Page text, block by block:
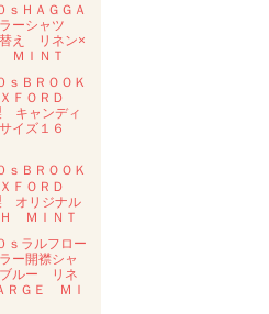
ｓＨＡＧＧＡ
ーシャツ
え リネン×
ＩＮＴ
ｓＢＲＯＯＫ
ＦＯＲＤ
キャンディ
イズ１６
ｓＢＲＯＯＫ
ＦＯＲＤ
オリジナル
ＭＩＮＴ
ｓラルフロー
ー開襟シャ
ルー リネ
ＲＧＥ ＭＩ